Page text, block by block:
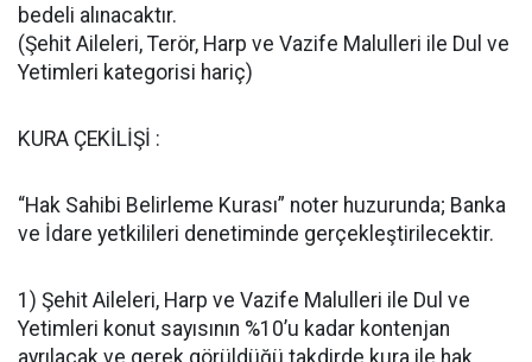
bedeli alınacaktır.
(Şehit Aileleri, Terör, Harp ve Vazife Malulleri ile Dul ve
Yetimleri kategorisi hariç)
KURA ÇEKİLİŞİ :
“Hak Sahibi Belirleme Kurası” noter huzurunda; Banka
ve İdare yetkilileri denetiminde gerçekleştirilecektir.
1) Şehit Aileleri, Harp ve Vazife Malulleri ile Dul ve
Yetimleri konut sayısının %10’u kadar kontenjan
ayrılacak ve gerek görüldüğü takdirde kura ile hak